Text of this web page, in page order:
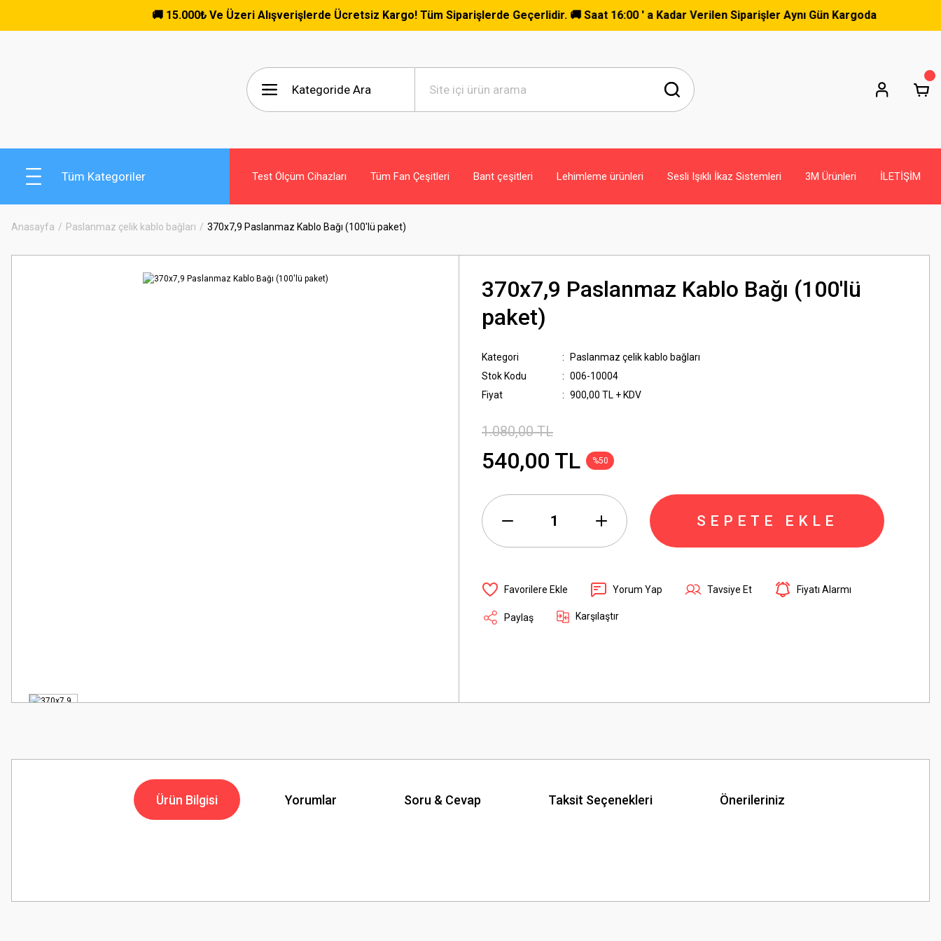
🚚 15.000₺ Ve Üzeri Alışverişlerde Ücretsiz Kargo! Tüm Siparişlerde Geçerlidir. 🚚 Saat 16:00 ' a Kadar Verilen Siparişler Aynı Gün Kargoda
Tüm Kategoriler Test Ölçüm Cihazları Tüm Fan Çeşitleri Bant çeşitleri Lehimleme ürünleri Sesli Işıklı İkaz Sistemleri 3M Ürünleri İLETİŞİM
Anasayfa Paslanmaz çelik kablo bağları 370x7,9 Paslanmaz Kablo Bağı (100'lü paket)
370x7,9 Paslanmaz Kablo Bağı (100'lü
paket)
Kategori
Paslanmaz çelik kablo bağları
Stok Kodu
006-10004
Fiyat
900,00 TL + KDV
1.080,00 TL
540,00 TL %50
SEPETE EKLE
Yorum Yap Tavsiye Et Fiyatı Alarmı
Paylaş Karşılaştır
Ürün Bilgisi Yorumlar Soru & Cevap Taksit Seçenekleri Önerileriniz
Görüş ve önerileriniz için teşekkür ederiz.